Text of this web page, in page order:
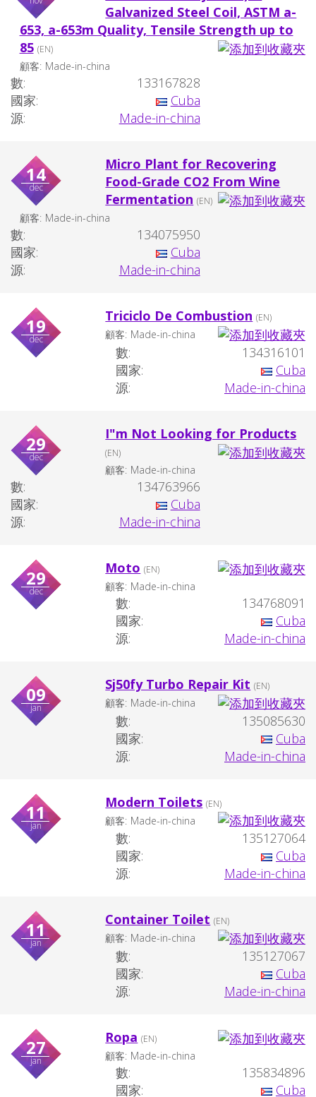
Galvanized Steel Coil, ASTM a-
653, a-653m Quality, Tensile Strength up to
85 (EN)
顧客: Made-in-china
數:
133167828
國家:
Cuba
源:
Made-in-china
14
dec
Micro Plant for Recovering
Food-Grade CO2 From Wine
Fermentation (EN)
顧客: Made-in-china
數:
134075950
國家:
Cuba
源:
Made-in-china
19
dec
Triciclo De Combustion (EN)
顧客: Made-in-china
數:
134316101
國家:
Cuba
源:
Made-in-china
29
dec
I"m Not Looking for Products
(EN)
顧客: Made-in-china
數:
134763966
國家:
Cuba
源:
Made-in-china
29
dec
Moto (EN)
顧客: Made-in-china
數:
134768091
國家:
Cuba
源:
Made-in-china
09
jan
Sj50fy Turbo Repair Kit (EN)
顧客: Made-in-china
數:
135085630
國家:
Cuba
源:
Made-in-china
11
jan
Modern Toilets (EN)
顧客: Made-in-china
數:
135127064
國家:
Cuba
源:
Made-in-china
11
jan
Container Toilet (EN)
顧客: Made-in-china
數:
135127067
國家:
Cuba
源:
Made-in-china
27
jan
Ropa (EN)
顧客: Made-in-china
數:
135834896
國家:
Cuba